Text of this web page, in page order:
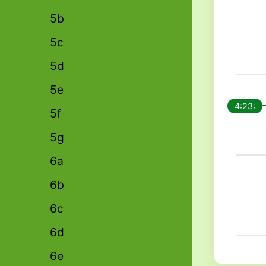
5b
5c
5d
5e
5f
5g
6a
6b
6c
6d
6e
4:23: